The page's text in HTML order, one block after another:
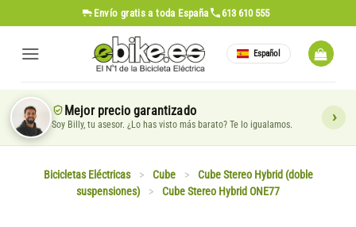
al
contenido
Envío gratis a toda España 613 610 555
Español
Mejor precio garantizado
Soy Billy, tu asesor. ¿Lo has visto más barato? Te lo igualamos.
Bicicletas Eléctricas > Cube >
Cube Stereo Hybrid (doble
suspensiones)
> Cube Stereo Hybrid ONE77